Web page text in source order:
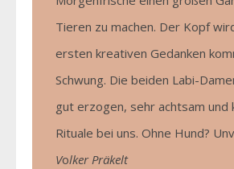
Tieren zu machen. Der Kopf
ersten kreativen Gedanken
Schwung. Die beiden Labi-
gut erzogen, sehr achtsam und
Rituale bei uns. Ohne Hund?
Volker Präkelt